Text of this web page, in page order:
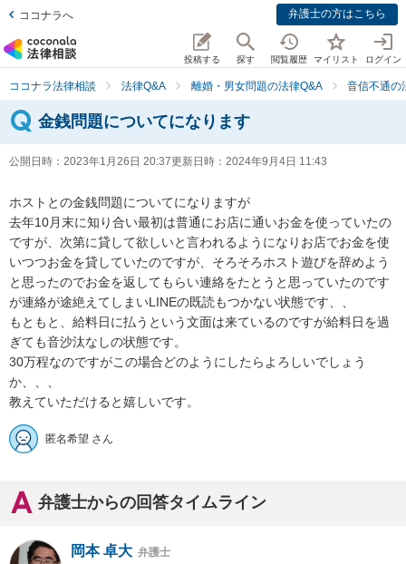
ココナラへ 弁護士の方はこちら
投稿する 探す 閲覧履歴 マイリスト ログイン
ココナラ法律相談 法律Q&A 離婚・男女問題の法律Q&A 音信不通の
金銭問題についてになります
公開日時： 2023年1月26日 20:37更新日時： 2024年9月4日 11:43
ホストとの金銭問題についてになりますが
去年10月末に知り合い最初は普通にお店に通いお金を使っていたの
ですが、次第に貸して欲しいと言われるようになりお店でお金を使
いつつお金を貸していたのですが、そろそろホスト遊びを辞めよう
と思ったのでお金を返してもらい連絡をたとうと思っていたのです
が連絡が途絶えてしまいLINEの既読もつかない状態です、、
もともと、給料日に払うという文面は来ているのですが給料日を過
ぎても音沙汰なしの状態です。
30万程なのですがこの場合どのようにしたらよろしいでしょう
か、、、
教えていただけると嬉しいです。
匿名希望 さん
弁護士からの回答タイムライン
岡本 卓大 弁護士